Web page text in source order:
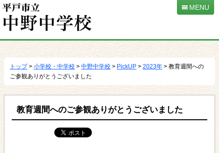
動
MENU
トップ> 小学校・中学校 > 中野中学校 > PickUP > 2023年 > 教育週間への
ご参観ありがとうございました
教育週間へのご参観ありがとうございました